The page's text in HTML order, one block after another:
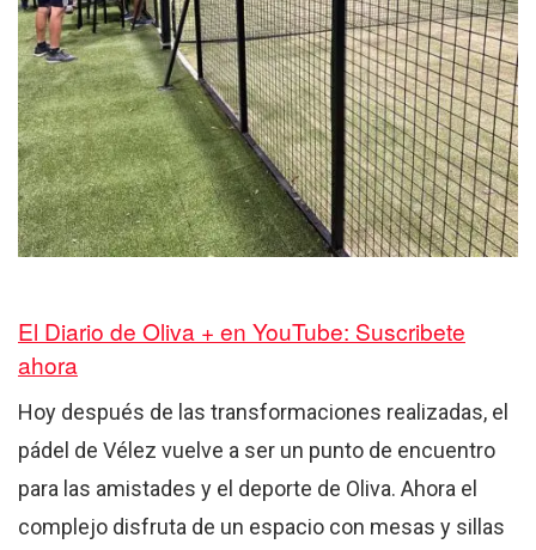
El Diario de Oliva + en YouTube: Suscribete
ahora
Hoy después de las transformaciones realizadas, el
pádel de Vélez vuelve a ser un punto de encuentro
para las amistades y el deporte de Oliva. Ahora el
complejo disfruta de un espacio con mesas y sillas